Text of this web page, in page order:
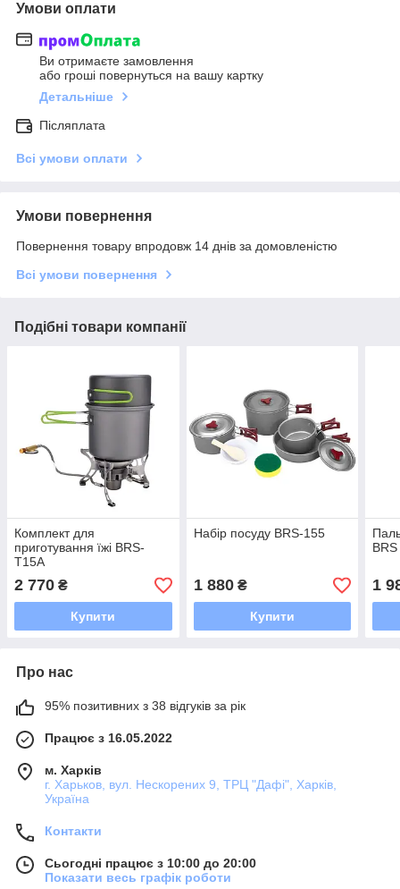
Умови оплати
Ви отримаєте замовлення
або гроші повернуться на вашу картку
Детальніше
Післяплата
Всі умови оплати
Умови повернення
Повернення товару впродовж 14 днів за домовленістю
Всі умови повернення
Подібні товари компанії
Комплект для
приготування їжі BRS-
T15A
2 770 ₴
Купити
Набір посуду BRS-155
1 880₴
Купити
1
Про нас
95% позитивних з 38 відгуків за рік
Працює з 16.05.2022
м. Харків
г. Харьков, вул. Нескорених 9, ТРЦ "Дафі", Харків,
Україна
Контакти
Сьогодні працює з 10:00 до 20:00
Показати весь графік роботи